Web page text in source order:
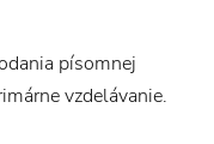
písomnej
vzdelávanie.